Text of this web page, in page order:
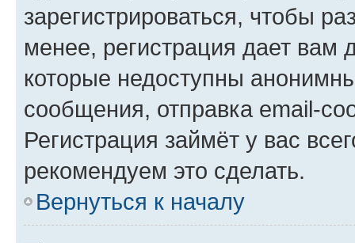
зарегистрироваться, чтобы
менее, регистрация дает вам
которые недоступны
сообщения, отправка email-
Регистрация займёт у вас
рекомендуем это сделать.
Вернуться к началу